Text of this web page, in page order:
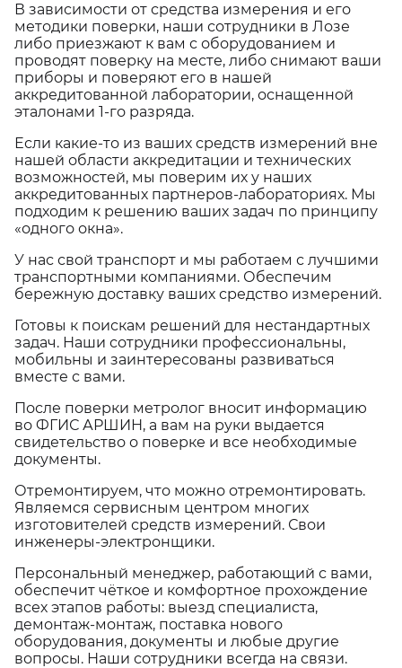
В зависимости от средства измерения и его
методики поверки, наши сотрудники в Лозе
либо приезжают к вам с оборудованием и
проводят поверку на месте, либо снимают ваши
приборы и поверяют его в нашей
аккредитованной лаборатории, оснащенной
эталонами 1-го разряда.
Если какие-то из ваших средств измерений вне
нашей области аккредитации и технических
возможностей, мы поверим их у наших
аккредитованных партнеров-лабораториях. Мы
подходим к решению ваших задач по принципу
«одного окна».
У нас свой транспорт и мы работаем с лучшими
транспортными компаниями. Обеспечим
бережную доставку ваших средство измерений.
Готовы к поискам решений для нестандартных
задач. Наши сотрудники профессиональны,
мобильны и заинтересованы развиваться
вместе с вами.
После поверки метролог вносит информацию
во ФГИС АРШИН, а вам на руки выдается
свидетельство о поверке и все необходимые
документы.
Отремонтируем, что можно отремонтировать.
Являемся сервисным центром многих
изготовителей средств измерений. Свои
инженеры-электронщики.
Персональный менеджер, работающий с вами,
обеспечит чёткое и комфортное прохождение
всех этапов работы: выезд специалиста,
демонтаж-монтаж, поставка нового
оборудования, документы и любые другие
вопросы. Наши сотрудники всегда на связи.